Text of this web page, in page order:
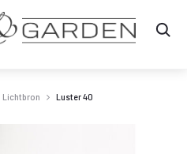
Lichtbron Luster 40